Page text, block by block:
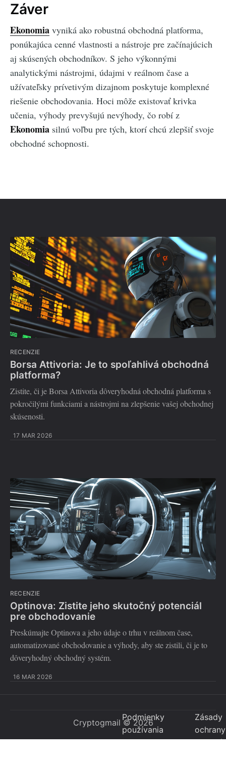
Záver
Ekonomia vyniká ako robustná obchodná platforma,
ponúkajúca cenné vlastnosti a nástroje pre začínajúcich
aj skúsených obchodníkov. S jeho výkonnými
analytickými nástrojmi, údajmi v reálnom čase a
užívateľsky prívetivým dizajnom poskytuje komplexné
riešenie obchodovania. Hoci môže existovať krivka
učenia, výhody prevyšujú nevýhody, čo robí z
Ekonomia silnú voľbu pre tých, ktorí chcú zlepšiť svoje
obchodné schopnosti.
RECENZIE
Borsa Attivoria: Je to spoľahlivá obchodná
platforma?
Zistite, či je Borsa Attivoria dôveryhodná obchodná platforma s
pokročilými funkciami a nástrojmi na zlepšenie vašej obchodnej
skúsenosti.
17 MAR 2026
RECENZIE
Optinova: Zistite jeho skutočný potenciál
pre obchodovanie
Preskúmajte Optinova a jeho údaje o trhu v reálnom čase,
automatizované obchodovanie a výhody, aby ste zistili, či je to
dôveryhodný obchodný systém.
16 MAR 2026
Podmienky
používania
Zásady
ochrany
Cryptogmail © 2026